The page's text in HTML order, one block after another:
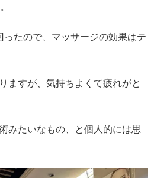
たので、マッサージの効果はテ
ますが、気持ちよくて疲れがと
みたいなもの、と個人的には思